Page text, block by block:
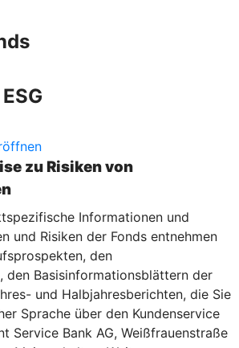
zu Risiken von
Informationen und
und Risiken der Fonds entnehmen
den
den Basisinformationsblättern der
und Halbjahresberichten, die Sie
Sprache über den Kundenservice
Service Bank AG, Weißfrauenstraße